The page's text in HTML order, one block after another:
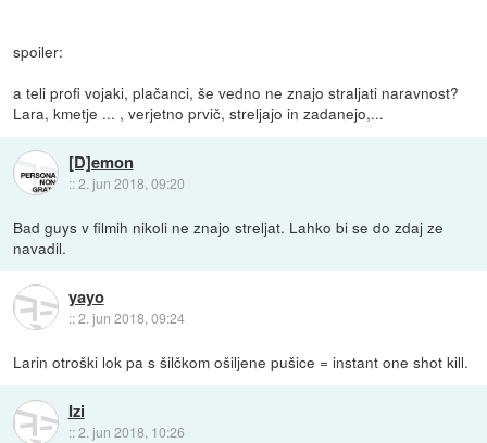
spoiler:
a teli profi vojaki, plačanci, še vedno ne znajo straljati naravnost?
Lara, kmetje ... , verjetno prvič, streljajo in zadanejo,...
[D]emon
::2. jun 2018, 09:20
Bad guys v filmih nikoli ne znajo streljat. Lahko bi se do zdaj ze
navadil.
yayo
::2. jun 2018, 09:24
Larin otroški lok pa s šilčkom ošiljene pušice = instant one shot kill.
Izi
::2. jun 2018, 10:26